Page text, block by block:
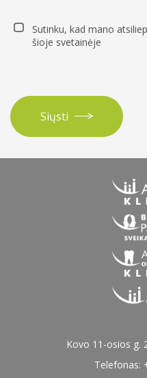
Sutinku, kad mano
šioje svetainėje
Siųsti
Kovo 11-osios g.
Telefonas: